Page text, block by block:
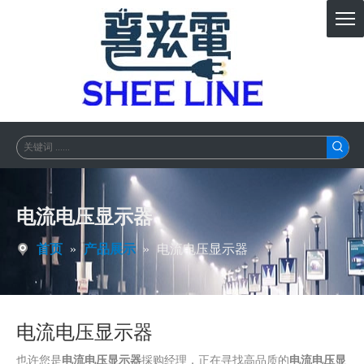
电流电压显示器
首页 » 产品展示 » 电流电压显示器
电流电压显示器
也许您是电流电压显示器採购经理，正在寻找高品质的电流电压显